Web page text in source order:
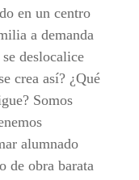
en un centro
a demanda
deslocalice
crea así? ¿Qué
Somos
alumnado
de obra barata